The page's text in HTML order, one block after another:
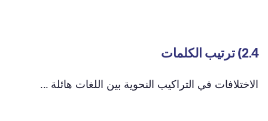
2.4) ترتيب الكلمات
الاختلافات في التراكيب النحوية بين اللغات هائلة ...